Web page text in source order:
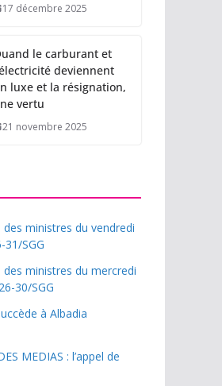
17 décembre 2025
le carburant et
deviennent
luxe et la résignation,
vertu
21 novembre 2025
ministres du vendredi
31/SGG
ministres du mercredi
30/SGG
à Albadia
MEDIAS : l’appel de